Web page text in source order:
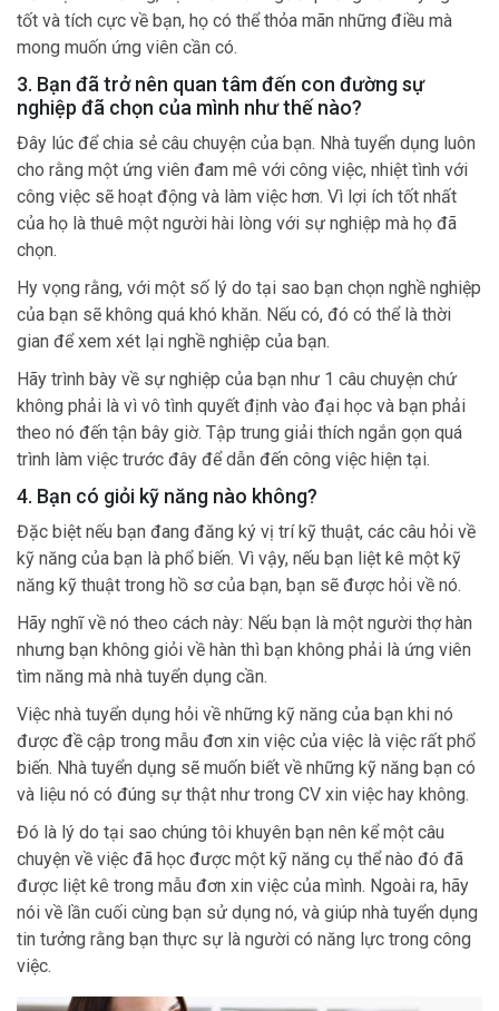
tốt và tích cực về bạn, họ có thể thỏa mãn những điều mà
mong muốn ứng viên cần có.
3. Bạn đã trở nên quan tâm đến con đường sự
nghiệp đã chọn của mình như thế nào?
Đây lúc để chia sẻ câu chuyện của bạn. Nhà tuyển dụng luôn
cho rằng một ứng viên đam mê với công việc, nhiệt tình với
công việc sẽ hoạt động và làm việc hơn. Vì lợi ích tốt nhất
của họ là thuê một người hài lòng với sự nghiệp mà họ đã
chọn.
Hy vọng rằng, với một số lý do tại sao bạn chọn nghề nghiệp
của bạn sẽ không quá khó khăn. Nếu có, đó có thể là thời
gian để xem xét lại nghề nghiệp của bạn.
Hãy trình bày về sự nghiệp của bạn như 1 câu chuyện chứ
không phải là vì vô tình quyết định vào đại học và bạn phải
theo nó đến tận bây giờ. Tập trung giải thích ngắn gọn quá
trình làm việc trước đây để dẫn đến công việc hiện tại.
4. Bạn có giỏi kỹ năng nào không?
Đặc biệt nếu bạn đang đăng ký vị trí kỹ thuật, các câu hỏi về
kỹ năng của bạn là phổ biến. Vì vậy, nếu bạn liệt kê một kỹ
năng kỹ thuật trong hồ sơ của bạn, bạn sẽ được hỏi về nó.
Hãy nghĩ về nó theo cách này: Nếu bạn là một người thợ hàn
nhưng bạn không giỏi về hàn thì bạn không phải là ứng viên
tìm năng mà nhà tuyển dụng cần.
Việc nhà tuyển dụng hỏi về những kỹ năng của bạn khi nó
được đề cập trong mẫu đơn xin việc của việc là việc rất phổ
biến. Nhà tuyển dụng sẽ muốn biết về những kỹ năng bạn có
và liệu nó có đúng sự thật như trong CV xin việc hay không.
Đó là lý do tại sao chúng tôi khuyên bạn nên kể một câu
chuyện về việc đã học được một kỹ năng cụ thể nào đó đã
được liệt kê trong mẫu đơn xin việc của mình. Ngoài ra, hãy
nói về lần cuối cùng bạn sử dụng nó, và giúp nhà tuyển dụng
tin tưởng rằng bạn thực sự là người có năng lực trong công
việc.